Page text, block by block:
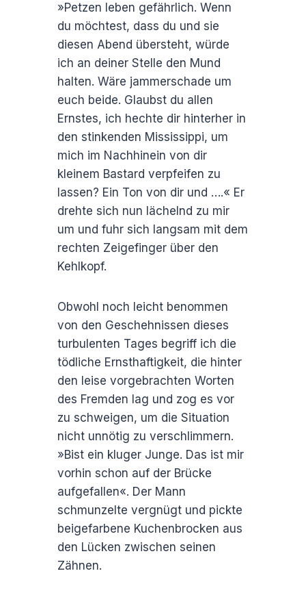
»Petzen leben gefährlich. Wenn
du möchtest, dass du und sie
diesen Abend übersteht, würde
ich an deiner Stelle den Mund
halten. Wäre jammerschade um
euch beide. Glaubst du allen
Ernstes, ich hechte dir hinterher in
den stinkenden Mississippi, um
mich im Nachhinein von dir
kleinem Bastard verpfeifen zu
lassen? Ein Ton von dir und ….« Er
drehte sich nun lächelnd zu mir
um und fuhr sich langsam mit dem
rechten Zeigefinger über den
Kehlkopf.
Obwohl noch leicht benommen
von den Geschehnissen dieses
turbulenten Tages begriff ich die
tödliche Ernsthaftigkeit, die hinter
den leise vorgebrachten Worten
des Fremden lag und zog es vor
zu schweigen, um die Situation
nicht unnötig zu verschlimmern.
»Bist ein kluger Junge. Das ist mir
vorhin schon auf der Brücke
aufgefallen«. Der Mann
schmunzelte vergnügt und pickte
beigefarbene Kuchenbrocken aus
den Lücken zwischen seinen
Zähnen.